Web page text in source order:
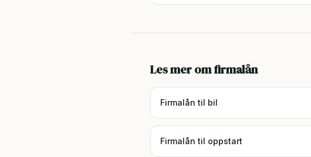
Les mer om firmalån
Firmalån til bil
Firmalån til oppstart